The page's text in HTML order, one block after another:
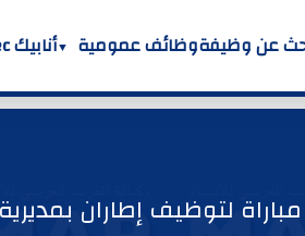
عن وظيفةوظائف عمومية أنابيك Anapec
مباراة لتوظيف إطاران